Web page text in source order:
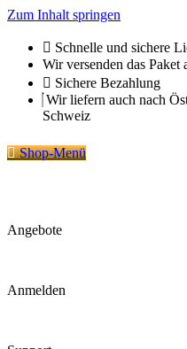
Zum Inhalt springen
Schnelle und sichere
Wir versenden das Paket
Sichere Bezahlung
Wir liefern auch nach
Schweiz
Shop-Menü
Angebote
Anmelden